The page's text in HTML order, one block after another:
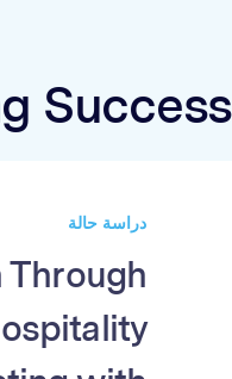
Success
دراسة حالة